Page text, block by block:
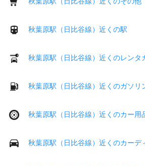
秋葉原駅（日比谷線）近くの駅
秋葉原駅（日比谷線）近くのレンタ
秋葉原駅（日比谷線）近くのガソリ
秋葉原駅（日比谷線）近くのカー用
秋葉原駅（日比谷線）近くのカーデ